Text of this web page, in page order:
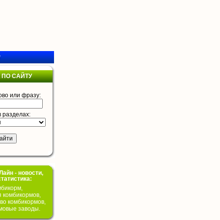
САЙТУ
или фразу:
разделах:
- новости,
комбикормов,
комбикормов,
заводы.